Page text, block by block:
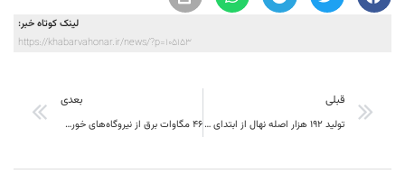
لینک کوتاه خبر:
https://khabarvahonar.ir/news/?p=105153
قبلی
تولید 192 هزار اصله نهال از ابتدای فصل کاشت در راستای طرح مردمی کاشت یک میلیارد درخت در بیرجند
بعدی
۴۶ مگاوات برق از نیروگاه‌های خورشیدی خراسان جنوبی به شبکه متصل شد